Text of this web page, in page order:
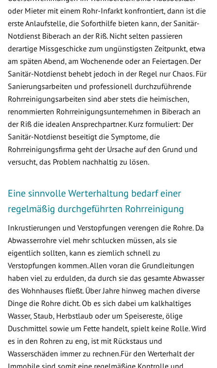
oder Mieter mit einem Rohr-Infarkt konfrontiert, dann ist die
erste Anlaufstelle, die Soforthilfe bieten kann, der Sanitär-
Notdienst Biberach an der Riß. Nicht selten passieren
derartige Missgeschicke zum ungünstigsten Zeitpunkt, etwa
am späten Abend, am Wochenende oder an Feiertagen. Der
Sanitär-Notdienst behebt jedoch in der Regel nur Chaos. Für
Sanierungsarbeiten und professionell durchzuführende
Rohrreinigungsarbeiten sind aber stets die heimischen,
renommierten Rohrreinigungsunternehmen in Biberach an
der Riß die idealen Ansprechpartner. Kurz formuliert: Der
Sanitär-Notdienst beseitigt die Symptome, die
Rohrreinigungsfirma geht der Ursache auf den Grund und
versucht, das Problem nachhaltig zu lösen.
Eine sinnvolle Werterhaltung bedarf einer
regelmäßig durchgeführten Rohrreinigung
Inkrustierungen und Verstopfungen verengen die Rohre. Da
Abwasserrohre viel mehr schlucken müssen, als sie
eigentlich sollten, kann es ziemlich schnell zu
Verstopfungen kommen. Allen voran die Grundleitungen
haben viel zu erdulden, da durch sie das gesamte Abwasser
des Wohnhauses fließt. Über Jahre hinweg machen diverse
Dinge die Rohre dicht. Ob es sich dabei um kalkhaltiges
Wasser, Staub, Herbstlaub oder um Speisereste, ölige
Duschmittel sowie um Fette handelt, spielt keine Rolle. Wird
es in den Rohren zu eng, ist mit Rückstaus und
Wasserschäden immer zu rechnen.Für den Werterhalt der